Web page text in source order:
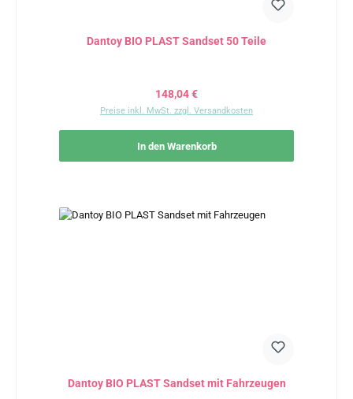
Dantoy BIO PLAST Sandset 50 Teile
Regulärer Preis:
148,04 €
Preise inkl. MwSt. zzgl. Versandkosten
In den Warenkorb
Dantoy BIO PLAST Sandset mit Fahrzeugen